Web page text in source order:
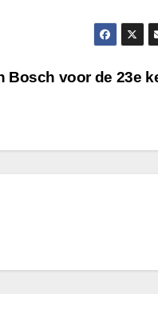
Bosch voor de 23e